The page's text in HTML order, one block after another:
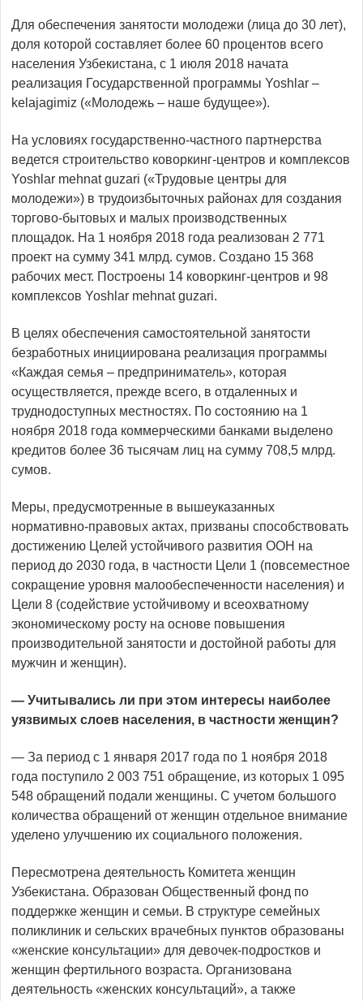
Для обеспечения занятости молодежи (лица до 30 лет),
доля которой составляет более 60 процентов всего
населения Узбекистана, с 1 июля 2018 начата
реализация Государственной программы Yoshlar –
kelajagimiz («Молодежь – наше будущее»).
На условиях государственно-частного партнерства
ведется строительство коворкинг-центров и комплексов
Yoshlar mehnat guzari («Трудовые центры для
молодежи») в трудоизбыточных районах для создания
торгово-бытовых и малых производственных
площадок. На 1 ноября 2018 года реализован 2 771
проект на сумму 341 млрд. сумов. Создано 15 368
рабочих мест. Построены 14 коворкинг-центров и 98
комплексов Yoshlar mehnat guzari.
В целях обеспечения самостоятельной занятости
безработных инициирована реализация программы
«Каждая семья – предприниматель», которая
осуществляется, прежде всего, в отдаленных и
труднодоступных местностях. По состоянию на 1
ноября 2018 года коммерческими банками выделено
кредитов более 36 тысячам лиц на сумму 708,5 млрд.
сумов.
Меры, предусмотренные в вышеуказанных
нормативно-правовых актах, призваны способствовать
достижению Целей устойчивого развития ООН на
период до 2030 года, в частности Цели 1 (повсеместное
сокращение уровня малообеспеченности населения) и
Цели 8 (содействие устойчивому и всеохватному
экономическому росту на основе повышения
производительной занятости и достойной работы для
мужчин и женщин).
— Учитывались ли при этом интересы наиболее
уязвимых слоев населения, в частности женщин?
— За период с 1 января 2017 года по 1 ноября 2018
года поступило 2 003 751 обращение, из которых 1 095
548 обращений подали женщины. С учетом большого
количества обращений от женщин отдельное внимание
уделено улучшению их социального положения.
Пересмотрена деятельность Комитета женщин
Узбекистана. Образован Общественный фонд по
поддержке женщин и семьи. В структуре семейных
поликлиник и сельских врачебных пунктов образованы
«женские консультации» для девочек-подростков и
женщин фертильного возраста. Организована
деятельность «женских консультаций», а также